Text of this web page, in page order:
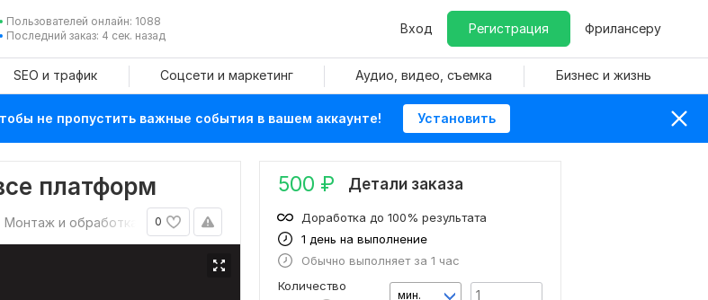
Пользователей онлайн: 1088
Последний заказ: 4 сек. назад
Вход Регистрация Фрилансеру
SEO и трафик Соцсети и маркетинг Аудио, видео, съемка Бизнес и жизнь
не пропустить важные события в вашем аккаунте! Установить
платформ
0
Монтаж и обработка видео
500 ₽ Детали заказа
1 день на выполнение
Доработка до 100% результата
Обычно выполняет за 1 час
Количество
мин.